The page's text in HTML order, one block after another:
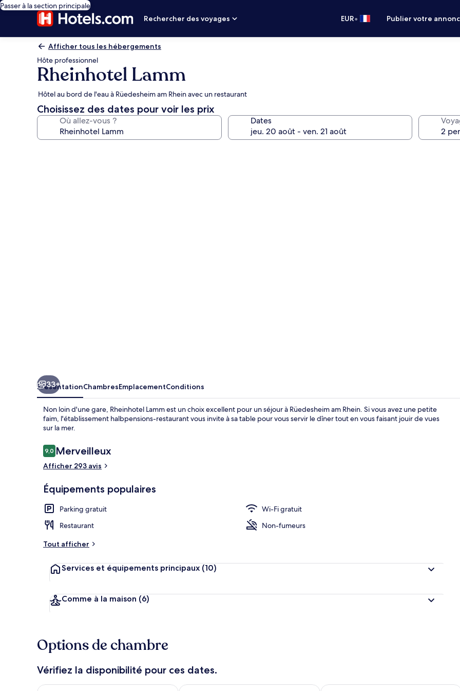
Passer à la section principale
Rechercher des voyages
EUR• Publier votre
Afficher tous les hébergements
Hôte professionnel
Rheinhotel Lamm
Hôtel au bord de l'eau à Rüedesheim am Rhein avec un restaurant
Choisissez des dates pour voir les prix
Où allez-vous ? Dates
33+
PrésentationChambresEmplacementConditions
Non loin d'une gare, Rheinhotel Lamm est un choix excellent pour un séjour à Rüedesheim am Rhein. Si vous avez une petite
faim, l'établissement halbpensions-restaurant vous invite à sa table pour vous servir le dîner tout en vous faisant jouir de vues
sur la mer.
Avis
voyageurs
9,09,0 sur 10
Merveilleux
Afficher 293 avis
Équipements populaires
Parking gratuit
Wi-Fi gratuit
Restaurant
Non-fumeurs
Tout afficher
Services et équipements principaux (10)
Comme à la maison (6)
Options de chambre
Vérifiez la disponibilité pour ces dates.